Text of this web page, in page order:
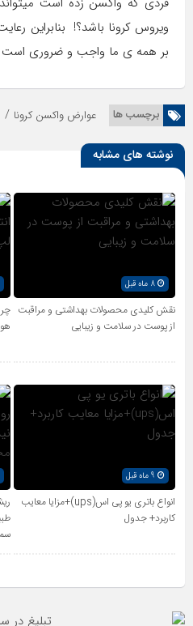
ویروس کرونا باشد؟! بنابراین
بر همه ی ما واجب و ضروری
برچسب ها عوارض واکسن کرونا /
نوشته های مشابه
8 ماه قبل
نقش کلیدی محصولات بهداشتی و مراقبت
از پوست در سلامت و زیبایی
انواع باتری یو پی اس(ups)+مزایا معایب
کاربرد+ جدول